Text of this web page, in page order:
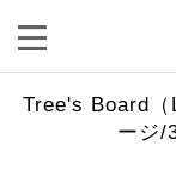
Tree's Board
ージ/